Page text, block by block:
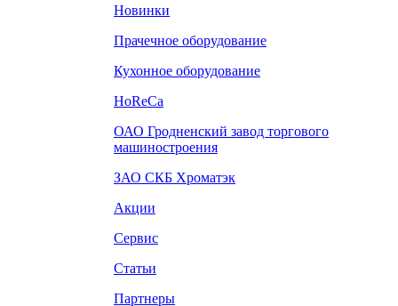
Новинки
Прачечное оборудование
Кухонное оборудование
HoReCa
ОАО Гродненский завод торгового
машиностроения
ЗАО СКБ Хроматэк
Акции
Сервис
Статьи
Партнеры